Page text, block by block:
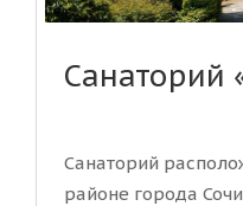
Санаторий
Санаторий
районе города